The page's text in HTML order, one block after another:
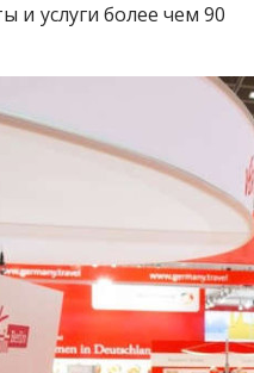
и услуги более чем 90